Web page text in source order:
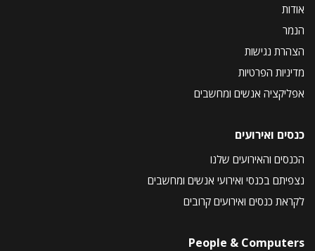
אודות
הנמר
הצהרת נגישות
מדיניות הפרטיות
אפליקציה אנשים ומחשבים
כנסים ואירועים
הכנסים והאירועים שלנו
נצפיתם בכנסי ואירועי אנשים ומחשבים
לקראת כנסים ואירועים קרובים
People & Computers